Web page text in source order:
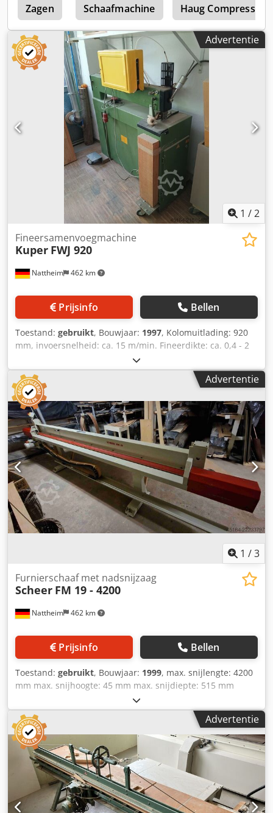
Zagen Schaafmachine Haug Compressor
Advertentie
1 /2
Nattheim 462 km
Fineersamenvoegmachine
Kuper FWJ 920
Prijsinfo Bellen
Toestand: gebruikt, Bouwjaar: 1997, Kolomuitlading: 920
mm, invoersnelheid: ca. 15 m/min. Fineerdikte: ca. 0,4 - 2
mm. Persluchtaansluiting vereist. Opslaglocatie: Nattheim.
Dodpfxjy H Hgke Adpsck
Advertentie
1 /3
Nattheim 462 km
Furnierschaaf met nadsnijzaag
Scheer FM 19 - 4200
Prijsinfo Bellen
Toestand: gebruikt, Bouwjaar: 1999, max. snijlengte: 4200
mm max. snijhoogte: 45 mm max. snijdiepte: 515 mm
zaagblad diameter: 180 mm beweging van de spanbalk:
pneumatisch aanslagsysteem: met aanslagindicator
afzuigkanaal: ja afzuiging: externe afzuiging
vooruitschuifmechanisme: handmatig Dcsdpfx Aezhu
Agjdpsk groefbeitel: met diamantgecoateerd zaagblad
(nabewerking) machine type: stationair gewicht (ongeveer):
950 kg afmetingen: 5400 x 1180 x 160 mm motorvermogen:
2,2 kW afzuigdiameter: 80 mm opslaglocatie: Nattheim
Advertentie